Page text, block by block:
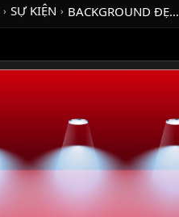
› SỰ KIỆN › BACKGROUND ĐẸ…